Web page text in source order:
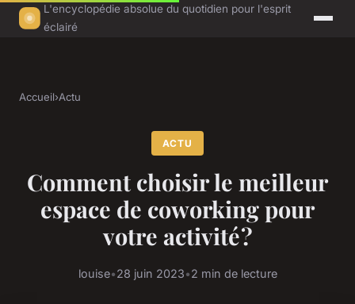
L'encyclopédie absolue du quotidien pour l'esprit
éclairé
Accueil›Actu
ACTU
Comment choisir le meilleur
espace de coworking pour
votre activité ?
louise•28 juin 2023•2 min de lecture